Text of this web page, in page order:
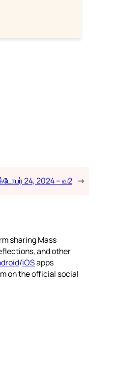
24, 2024 – வ2 →
sharing Mass
and other
/iOSapps
on the official social